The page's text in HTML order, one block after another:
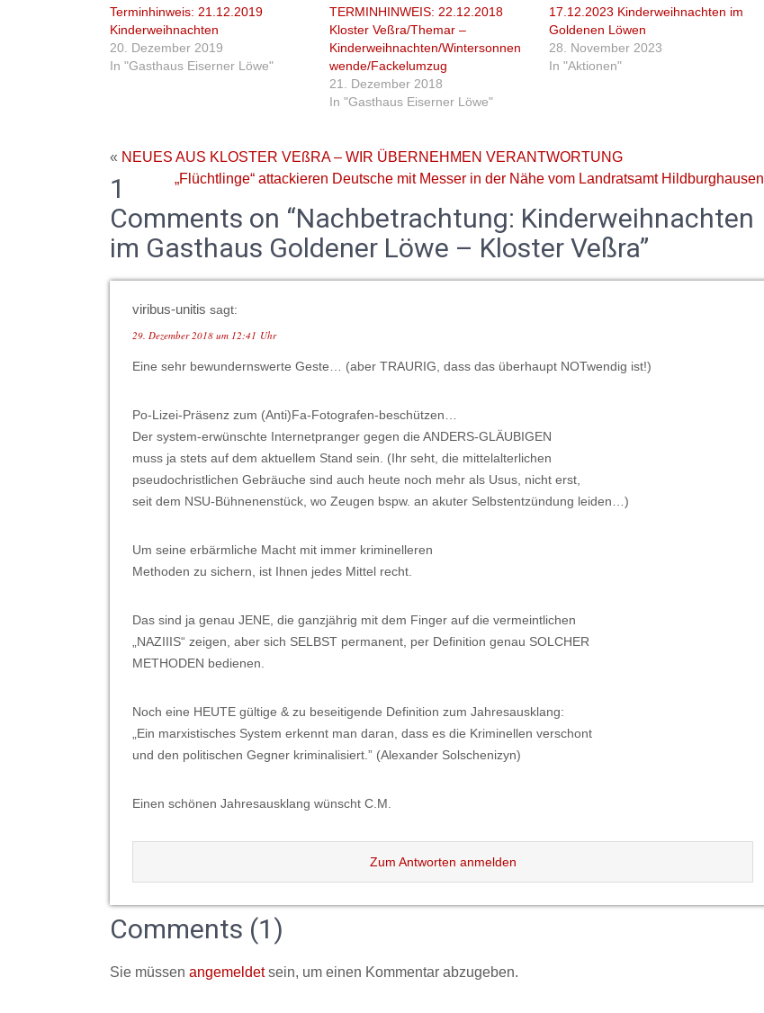
Terminhinweis: 21.12.2019
Kinderweihnachten
20. Dezember 2019
In "Gasthaus Eiserner Löwe"
TERMINHINWEIS: 22.12.2018
Kloster Veßra/Themar –
Kinderweihnachten/Wintersonnen
wende/Fackelumzug
21. Dezember 2018
In "Gasthaus Eiserner Löwe"
17.12.2023 Kinderweihnachten im
Goldenen Löwen
28. November 2023
In "Aktionen"
« NEUES AUS KLOSTER VEßRA – WIR ÜBERNEHMEN VERANTWORTUNG
„Flüchtlinge“ attackieren Deutsche mit Messer in der Nähe vom Landratsamt Hildburghausen
1
Comments on “Nachbetrachtung: Kinderweihnachten
im Gasthaus Goldener Löwe – Kloster Veßra”
viribus-unitis sagt:
29. Dezember 2018 um 12:41 Uhr
Eine sehr bewundernswerte Geste… (aber TRAURIG, dass das überhaupt NOTwendig ist!)
Po-Lizei-Präsenz zum (Anti)Fa-Fotografen-beschützen…
Der system-erwünschte Internetpranger gegen die ANDERS-GLÄUBIGEN
muss ja stets auf dem aktuellem Stand sein. (Ihr seht, die mittelalterlichen
pseudochristlichen Gebräuche sind auch heute noch mehr als Usus, nicht erst,
seit dem NSU-Bühnenenstück, wo Zeugen bspw. an akuter Selbstentzündung leiden…)
Um seine erbärmliche Macht mit immer kriminelleren
Methoden zu sichern, ist Ihnen jedes Mittel recht.
Das sind ja genau JENE, die ganzjährig mit dem Finger auf die vermeintlichen
„NAZIIIS“ zeigen, aber sich SELBST permanent, per Definition genau SOLCHER
METHODEN bedienen.
Noch eine HEUTE gültige & zu beseitigende Definition zum Jahresausklang:
„Ein marxistisches System erkennt man daran, dass es die Kriminellen verschont
und den politischen Gegner kriminalisiert.” (Alexander Solschenizyn)
Einen schönen Jahresausklang wünscht C.M.
Zum Antworten anmelden
Comments (1)
Sie müssen angemeldetsein, um einen Kommentar abzugeben.